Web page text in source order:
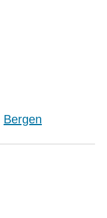
Bergen